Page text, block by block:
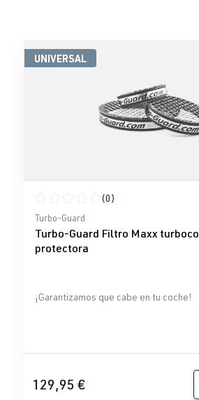
UNIVERSAL
Calificación promedio de 0 de 5
(0)
Turbo-Guard
Turbo-Guard Filtro Maxx
protectora
¡Garantizamos que cabe en tu coche!
129,95 €